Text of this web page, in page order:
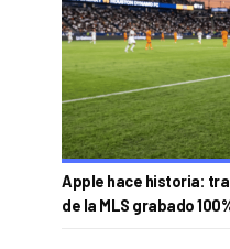
Apple hace historia:
de la MLS grabado